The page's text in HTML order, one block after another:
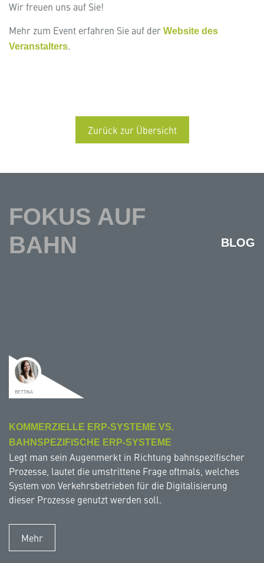
Wir freuen uns auf Sie!
Mehr zum Event erfahren Sie auf der Website des
Veranstalters.
Zurück zur Übersicht
FOKUS AUF
BAHN
BLOG
BETTINA
KOMMERZIELLE ERP-SYSTEME VS.
BAHNSPEZIFISCHE ERP-SYSTEME
Legt man sein Augenmerkt in Richtung bahnspezifischer
Prozesse, lautet die umstrittene Frage oftmals, welches
System von Verkehrsbetrieben für die Digitalisierung
dieser Prozesse genutzt werden soll.
Mehr